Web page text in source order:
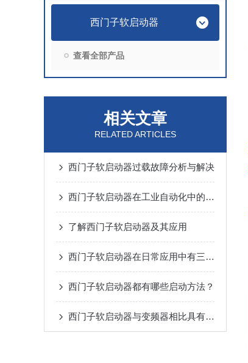
西门子软启动器
查看全部产品
相关文章
RELATED ARTICLES
西门子软启动器过载故障分析与解决
西门子软启动器在工业自动化中的应用
了解西门子软启动器及其应用
西门子软启动器在日常应用中有三大功能
西门子软启动器都有哪些启动方法？
西门子软启动器与变频器相比具有哪些区别？